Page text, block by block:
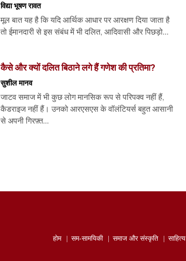
विद्या भूषण रावत
मूल बात यह है कि यदि आर्थिक आधार पर आरक्षण दिया जाता है
तो ईमानदारी से इस संबंध में भी दलित, आदिवासी और पिछड़ो...
कैसे और क्यों दलित बिठाने लगे हैं गणेश की प्रतिमा?
सुशील मानव
जाटव समाज में भी कुछ लोग मानसिक रूप से परिपक्व नहीं हैं,
कैडराइज नहीं हैं। उनको आरएसएस के वॉलंटियर्स बहुत आसानी
से अपनी गिरफ़्त...
होम सम-सामयिकी समाज और संस्कृति साहित्‍य